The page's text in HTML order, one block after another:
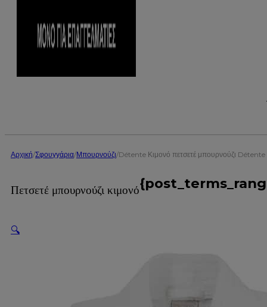
Αρχική/Σφουγγάρια/Μπουρνούζι/Détente Κιμονό πετσετέ μπουρνούζι Détente
Πετσετέ μπουρνούζι κιμονό
🔍